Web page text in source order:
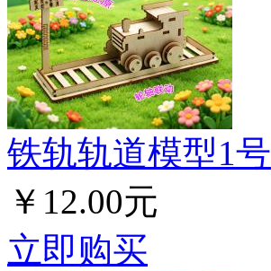
铁轨轨道模型1号
￥12.00元
立即购买